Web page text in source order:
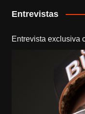
Entrevistas
Entrevista exclusiva